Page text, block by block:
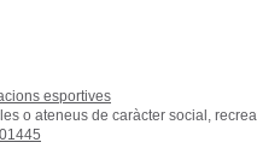
esportives
o ateneus de caràcter social,